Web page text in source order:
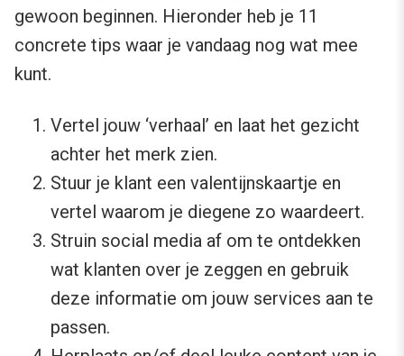
gewoon beginnen. Hieronder heb je 11
concrete tips waar je vandaag nog wat mee
kunt.
Vertel jouw ‘verhaal’ en laat het gezicht
achter het merk zien.
Stuur je klant een valentijnskaartje en
vertel waarom je diegene zo waardeert.
Struin social media af om te ontdekken
wat klanten over je zeggen en gebruik
deze informatie om jouw services aan te
passen.